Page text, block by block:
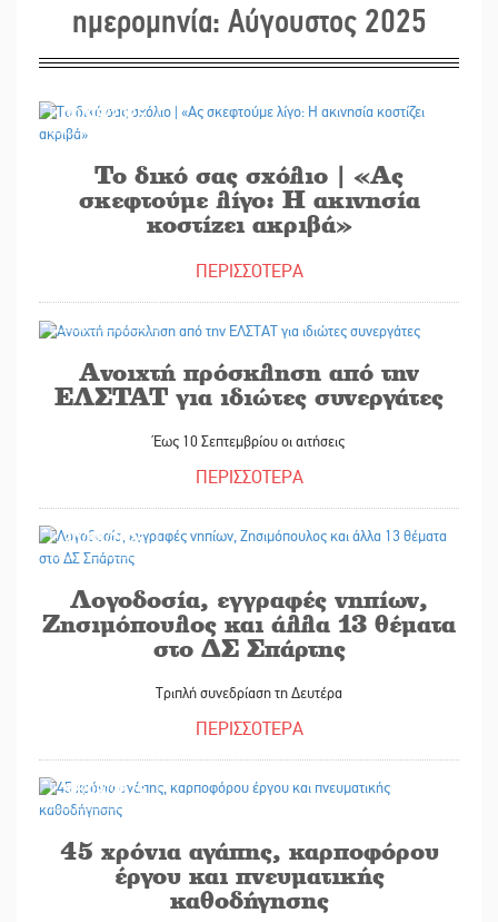
ημερομηνία: Αύγουστος 2025
30/08/2025
Το δικό σας σχόλιο | «Ας
σκεφτούμε λίγο: Η ακινησία
κοστίζει ακριβά»
ΠΕΡΙΣΣΟΤΕΡΑ
Ανοιχτή πρόσκληση από την
ΕΛΣΤΑΤ για ιδιώτες συνεργάτες
Έως 10 Σεπτεμβρίου οι αιτήσεις
ΠΕΡΙΣΣΟΤΕΡΑ
30/08/2025
Λογοδοσία, εγγραφές νηπίων,
Ζησιμόπουλος και άλλα 13 θέματα
στο ΔΣ Σπάρτης
Τριπλή συνεδρίαση τη Δευτέρα
ΠΕΡΙΣΣΟΤΕΡΑ
30/08/2025
45 χρόνια αγάπης, καρποφόρου
έργου και πνευματικής
καθοδήγησης